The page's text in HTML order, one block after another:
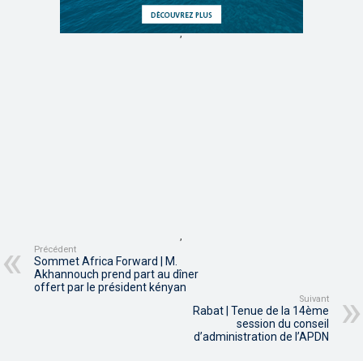
,
,
Précédent
Sommet Africa Forward | M.
Akhannouch prend part au dîner
offert par le président kényan
Suivant
Rabat | Tenue de la 14ème
session du conseil
d’administration de l’APDN